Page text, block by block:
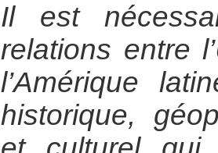
Il est
relations entre
l’Amérique
historique,